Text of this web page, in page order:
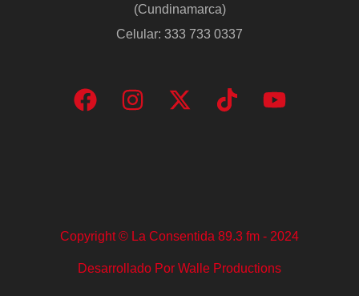
(Cundinamarca)
Celular: 333 733 0337
Copyright © La Consentida 89.3 fm - 2024
Desarrollado Por Walle Productions